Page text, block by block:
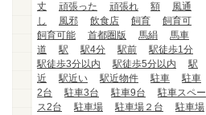
丈
頑張った 頑張れ 額
風通
し
風邪 飲食店 飼育
飼育可
飼育可能
首都圏版 馬絹
馬車
道
駅 駅4分 駅前
駅徒歩1分
駅徒歩3分以内
駅徒歩5分以内
駅
近
駅近い 駅近物件 駐車
駐車
2台
駐車3台 駐車9台
駐車スペー
ス2台
駐車場 駐車場２台
駐車場